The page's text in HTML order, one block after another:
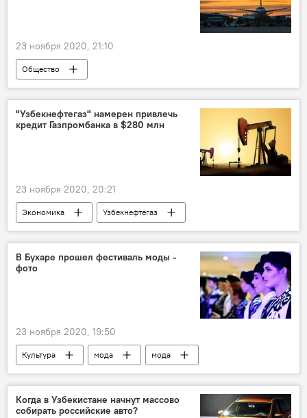
23 ноября 2020, 21:10
Общество
Авиакомпания Uzbekistan Airways
Узбекистан
"Узбекнефтегаз" намерен привлечь
кредит Газпромбанка в $280 млн
23 ноября 2020, 20:21
Экономика
Узбекнефтегаз
Газпромбанк
Кредит
газ
Экономика
В Бухаре прошел фестиваль моды -
фото
23 ноября 2020, 19:50
Культура мода
мода
Узбекистан
Узбекистан
Бухара
искусство
фестиваль Фестиваль
Когда в Узбекистане начнут массово
собирать российские авто?